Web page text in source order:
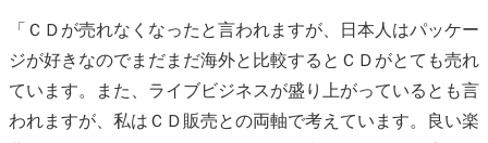
「ＣＤが売れなくなったと言われますが、日本人はパッケー
ジが好きなのでまだまだ海外と比較するとＣＤがとても売れ
ています。また、ライブビジネスが盛り上がっているとも言
われますが、私はＣＤ販売との両軸で考えています。良い楽